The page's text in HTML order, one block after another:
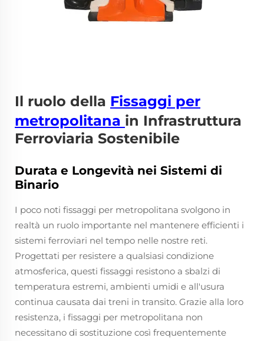
Il ruolo della Fissaggi per
metropolitana in Infrastruttura
Ferroviaria Sostenibile
Durata e Longevità nei Sistemi di
Binario
I poco noti fissaggi per metropolitana svolgono in
realtà un ruolo importante nel mantenere efficienti i
sistemi ferroviari nel tempo nelle nostre reti.
Progettati per resistere a qualsiasi condizione
atmosferica, questi fissaggi resistono a sbalzi di
temperatura estremi, ambienti umidi e all'usura
continua causata dai treni in transito. Grazie alla loro
resistenza, i fissaggi per metropolitana non
necessitano di sostituzione così frequentemente